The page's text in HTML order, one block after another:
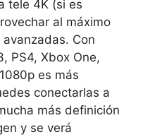
tele 4K (si es
al máximo
Con
PS4, Xbox One,
es más
conectarlas a
más definición
y se verá